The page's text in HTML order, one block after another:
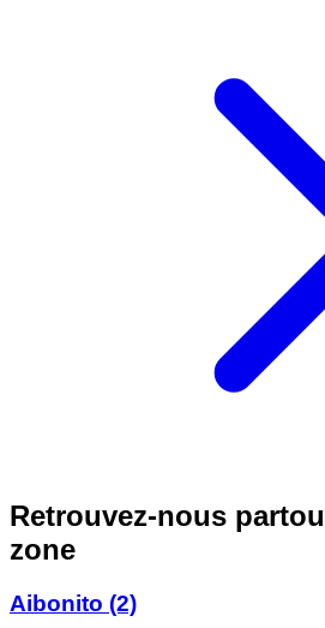
Retrouvez-nous
zone
Aibonito (2)